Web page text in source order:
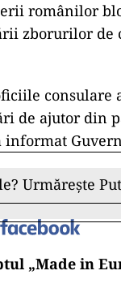
românilor
zborurilor de
consulare
de ajutor din
informat
Urmărește
„Made in